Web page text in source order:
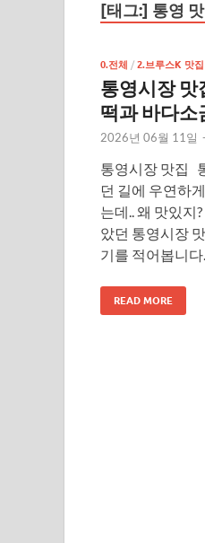
[태그:] 통영
0.전체 / 2.브루스K 맛집
통영시장 맛
떡과 바다소
2026년 06월 11일 -
통영시장 맛집
던 길에 우연하
는데.. 왜 맛있지
았던 통영시장
기를 적어봅니
READ MORE